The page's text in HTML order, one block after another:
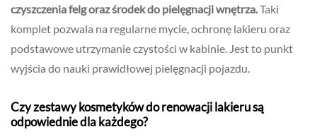
czyszczenia felg oraz środek do pielęgnacji wnętrza.Taki
komplet pozwala na regularne mycie, ochronę lakieru oraz
podstawowe utrzymanie czystości w kabinie. Jest to punkt
wyjścia do nauki prawidłowej pielęgnacji pojazdu.
Czy zestawy kosmetyków do renowacji lakieru są
odpowiednie dla każdego?